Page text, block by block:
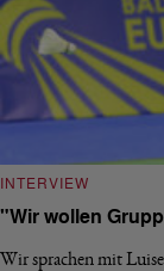
INTERVIEW
"Wir wollen
Wir sprachen mit